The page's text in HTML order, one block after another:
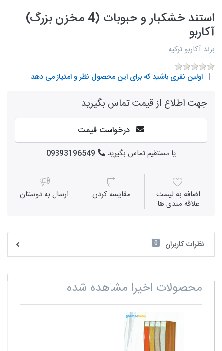
استند خشکبار و حبوبات (4 مخزن بزرگ)
آکاربو
برند آکاربو ترکیه
اولین نفری باشید که برای این محصول نظر و امتیاز می دهد
جهت اطلاع از قیمت تماس بگیرید
درخواست قیمت
یا مستقیم تماس بگیرید 09393196549
اضافه به لیست
علاقه مندی ها
مقايسه كردن ارسال به دوستان
نظرات کاربران 0
محصولات اخیرا مشاهده شده